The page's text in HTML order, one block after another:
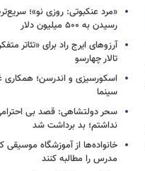
«مرد عنکبوتی: روزی نو»؛
رسیدن به ۵۰۰ میلیون دلار
آرزوهای ایرج راد برای «تئاتر
تالار چهارسو
اسکورسیزی و اندرسن؛ همکاری
سینما
سحر دولتشاهی: قصد بی
نداشتم؛ بد برداشت شد
خانواده‌ها از آموزشگاه
مدرس را مطالبه کنند